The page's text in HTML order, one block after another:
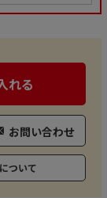
れる
お問い合わせ
ついて